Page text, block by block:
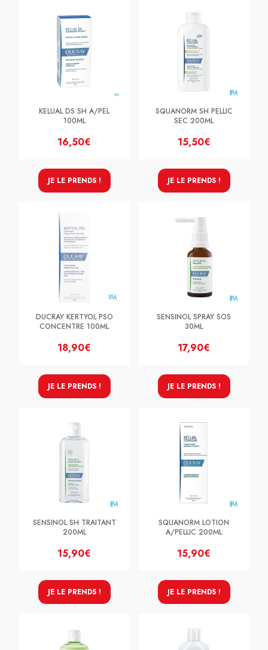
KELUAL DS SH A/PEL
100ML
16,50€
JE LE PRENDS !
SQUANORM SH PELLIC
SEC 200ML
15,50€
JE LE PRENDS !
DUCRAY KERTYOL PSO
CONCENTRE 100ML
18,90€
JE LE PRENDS !
SENSINOL SPRAY SOS
30ML
17,90€
JE LE PRENDS !
SENSINOL SH TRAITANT
200ML
15,90€
JE LE PRENDS !
SQUANORM LOTION
A/PELLIC 200ML
15,90€
JE LE PRENDS !